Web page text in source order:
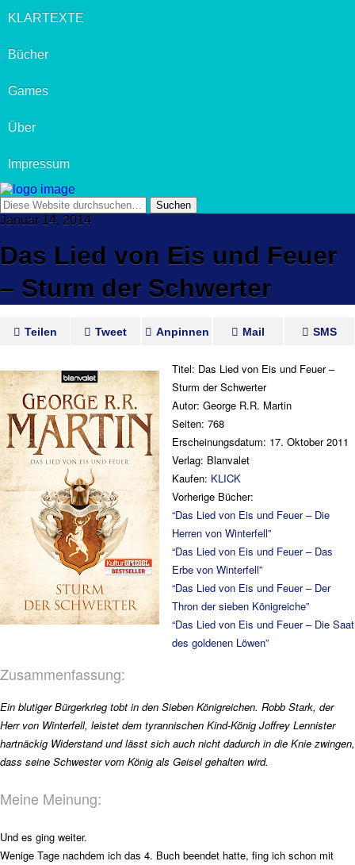
KLARTEXTE
Bücher
Games
Über
Impressum
Januar 14, 2014
Das Lied von Eis und Feuer
– Sturm der Schwerter
Teilen Tweet Anpinnen Mail SMS
Titel: Das Lied von Eis und Feuer –
Sturm der Schwerter
Autor: George R.R. Martin
Seiten: 768
Erscheinungsdatum: 17. Oktober 2011
Verlag: Blanvalet
Kaufen: KLICK
Vorherige Bücher:
“Das Lied von Eis und Feuer – Die
Herren von Winterfell”
“Das Lied von Eis und Feuer – Das
Erbe von Winterfell”
“Das Lied von Eis und Feuer – Der
Thron der sieben Königreiche”
“Das Lied von Eis und Feuer – Die Saat
des goldenen Löwen”
Zusammenfassung:
Ein blutiger Bürgerkrieg tobt in den Sieben Königreichen. Robb Stark, der
Herr von Winterfell, leistet dem tyrannischen Kind-König Joffrey Lennister
hartnäckig Widerstand und lässt sich auch nicht dadurch in die Knie zwingen,
dass seine Schwester vom König als Geisel gehalten wird.
Meine Meinung:
Und es ging weiter.
Wenige Tage nachdem ich das 4. Buch beendet hatte, fing ich schon mit